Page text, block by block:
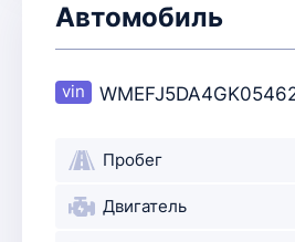
Автомобиль
Пробег
Двигатель